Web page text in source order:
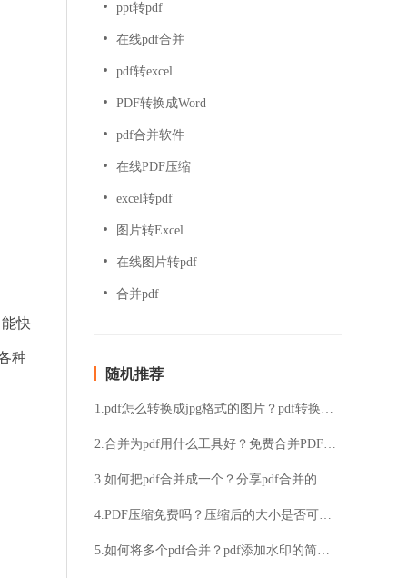
快
种
ppt转pdf
在线pdf合并
pdf转excel
PDF转换成Word
pdf合并软件
在线PDF压缩
excel转pdf
图片转Excel
在线图片转pdf
合并pdf
随机推荐
1.pdf怎么转换成jpg格式的图片？pdf转换成jpg格式图片具体方法详解
2.合并为pdf用什么工具好？免费合并PDF文件最简单的方法是什么？
3.如何把pdf合并成一个？分享pdf合并的操作步骤！
4.PDF压缩免费吗？压缩后的大小是否可指定？
5.如何将多个pdf合并？pdf添加水印的简便方法分享